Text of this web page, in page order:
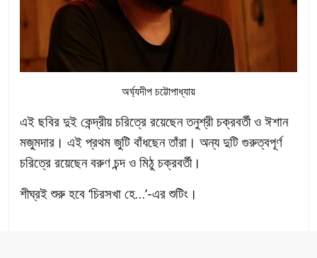
অর্ঘ্যদীপ চট্টোপাধ্যায়
এই ছবির দুই কেন্দ্রীয় চরিত্রে রয়েছেন তনুশ্রী চক্রবর্তী ও ঈশান
মজুমদার। এই প্রথম জুটি বাঁধছেন তাঁরা। অন্য দুটি গুরুত্বপূর্ণ
চরিত্রে রয়েছেন বরুণ চন্দ ও মিঠু চক্রবর্তী।
শীঘ্রই শুরু হবে ‘চিরসখা হে…’-এর শুটিং।